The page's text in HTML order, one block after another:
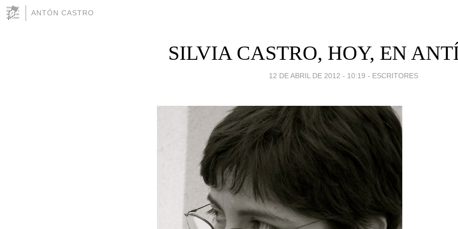
ANTÓN CASTRO
SILVIA CASTRO, HOY, EN
12 DE ABRIL DE 2012 - 10:19 - ESCRITORES